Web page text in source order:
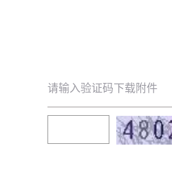
请输入验证码下载附件